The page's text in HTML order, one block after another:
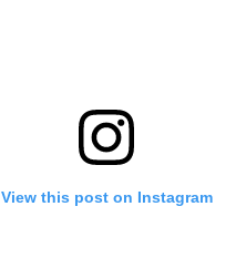
View this post on Instagram